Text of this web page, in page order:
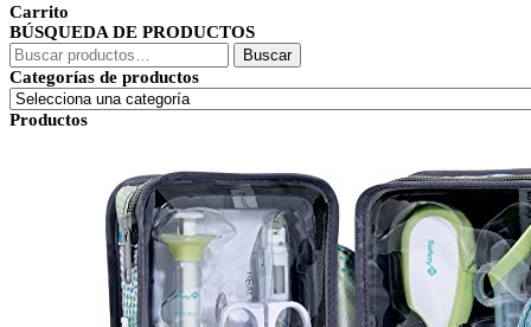
Carrito
BÚSQUEDA DE PRODUCTOS
Buscar
por:
Buscar
Categorías de productos
Productos